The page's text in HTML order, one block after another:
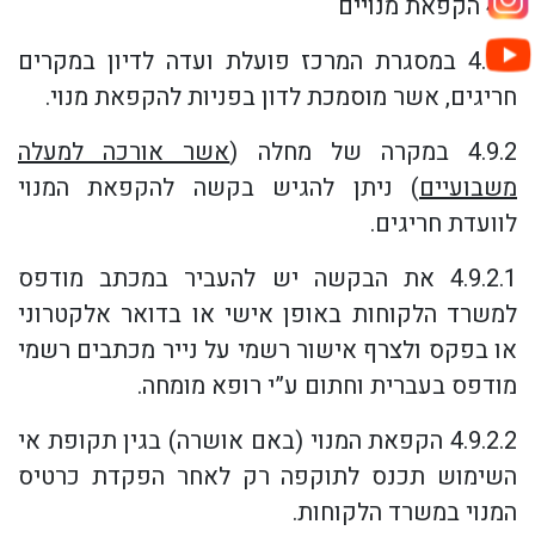
4.9.1 במסגרת המרכז פועלת ועדה לדיון במקרים
חריגים, אשר מוסמכת לדון בפניות להקפאת מנוי.
4.9.2 במקרה של מחלה (
אשר אורכה למעלה
משבועיים) ניתן להגיש בקשה להקפאת המנוי
לוועדת חריגים.
4.9.2.1 את הבקשה יש להעביר במכתב מודפס
למשרד הלקוחות באופן אישי או בדואר אלקטרוני
או בפקס ולצרף אישור רשמי על נייר מכתבים רשמי
מודפס בעברית וחתום ע”י רופא מומחה.
4.9.2.2 הקפאת המנוי (באם אושרה) בגין תקופת אי
השימוש תכנס לתוקפה רק לאחר הפקדת כרטיס
המנוי במשרד הלקוחות.